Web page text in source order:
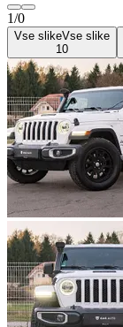
1/0
Vse slikeVse slike
10